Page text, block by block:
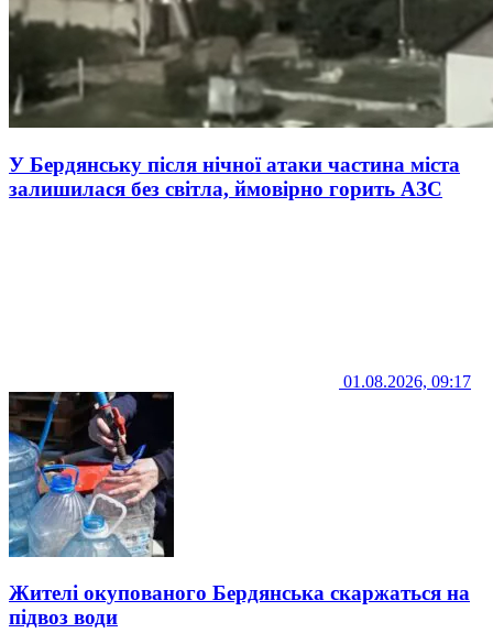
У Бердянську після нічної атаки частина міста
залишилася без світла, ймовірно горить АЗС
01.08.2026, 09:17
Жителі окупованого Бердянська скаржаться на
підвоз води